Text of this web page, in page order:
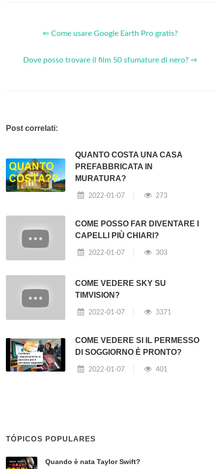
⇐ Come usare Google Earth Pro gratis?
Dove posso trovare il film 50 sfumature di nero? ⇒
Post correlati:
QUANTO COSTA UNA CASA
PREFABBRICATA IN
MURATURA?
2022-01-07 273
COME POSSO FAR DIVENTARE I
CAPELLI PIÙ CHIARI?
2022-01-07 303
COME VEDERE SKY SU
TIMVISION?
2022-01-07 3371
COME VEDERE SI IL PERMESSO
DI SOGGIORNO È PRONTO?
2022-01-07 401
TÓPICOS POPULARES
Quando è nata Taylor Swift?